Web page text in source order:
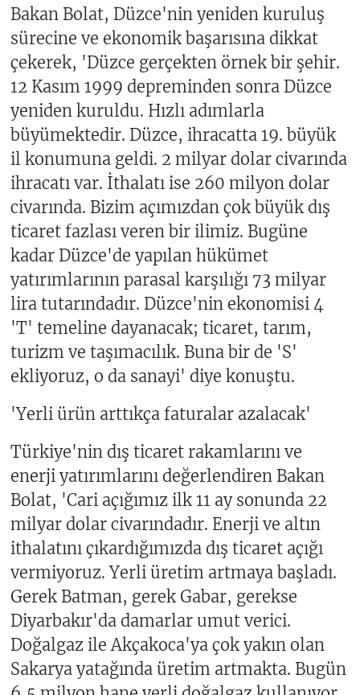
Bakan Bolat, Düzce'nin yeniden kuruluş
sürecine ve ekonomik başarısına dikkat
çekerek, 'Düzce gerçekten örnek bir şehir.
12 Kasım 1999 depreminden sonra Düzce
yeniden kuruldu. Hızlı adımlarla
büyümektedir. Düzce, ihracatta 19. büyük
il konumuna geldi. 2 milyar dolar civarında
ihracatı var. İthalatı ise 260 milyon dolar
civarında. Bizim açımızdan çok büyük dış
ticaret fazlası veren bir ilimiz. Bugüne
kadar Düzce'de yapılan hükümet
yatırımlarının parasal karşılığı 73 milyar
lira tutarındadır. Düzce'nin ekonomisi 4
'T' temeline dayanacak; ticaret, tarım,
turizm ve taşımacılık. Buna bir de 'S'
ekliyoruz, o da sanayi' diye konuştu.
'Yerli ürün arttıkça faturalar azalacak'
Türkiye'nin dış ticaret rakamlarını ve
enerji yatırımlarını değerlendiren Bakan
Bolat, 'Cari açığımız ilk 11 ay sonunda 22
milyar dolar civarındadır. Enerji ve altın
ithalatını çıkardığımızda dış ticaret açığı
vermiyoruz. Yerli üretim artmaya başladı.
Gerek Batman, gerek Gabar, gerekse
Diyarbakır'da damarlar umut verici.
Doğalgaz ile Akçakoca'ya çok yakın olan
Sakarya yatağında üretim artmakta. Bugün